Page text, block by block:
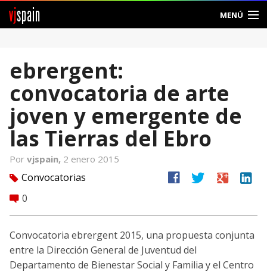
vjspain MENÚ
Foros
Noticias
Vjspain
Ayuda
Contacto
Entrar
Crear Cuenta
ebrergent:
convocatoria de arte
joven y emergente de
las Tierras del Ebro
Por vjspain, 2 enero 2015
tag Convocatorias
comment 0
facebook twitter google linkedin
Convocatoria ebrergent 2015, una propuesta conjunta
entre la Dirección General de Juventud del
Departamento de Bienestar Social y Familia y el Centro